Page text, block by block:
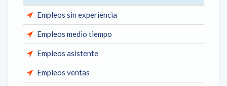
Empleos sin experiencia
Empleos medio tiempo
Empleos asistente
Empleos ventas